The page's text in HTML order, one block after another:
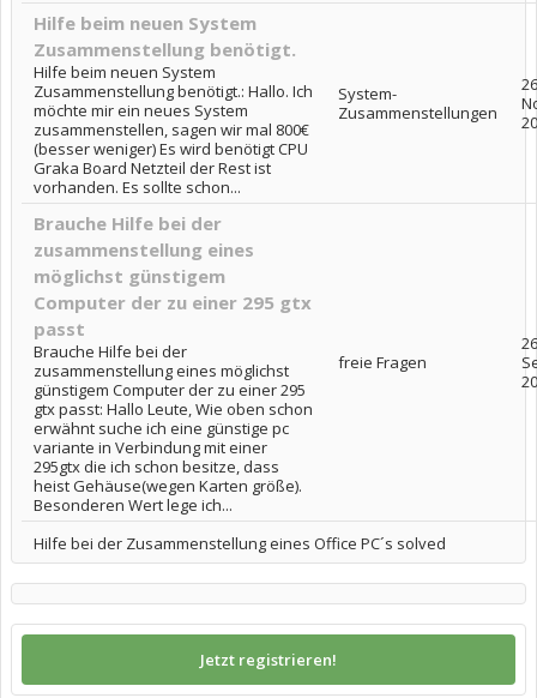
Hilfe beim neuen System
Zusammenstellung benötigt.
Hilfe beim neuen System
Zusammenstellung benötigt.: Hallo. Ich
möchte mir ein neues System
zusammenstellen, sagen wir mal 800€
(besser weniger) Es wird benötigt CPU
Graka Board Netzteil der Rest ist
vorhanden. Es sollte schon...
System-
Zusammenstellungen
Brauche Hilfe bei der
zusammenstellung eines
möglichst günstigem
Computer der zu einer 295 gtx
passt
Brauche Hilfe bei der
zusammenstellung eines möglichst
günstigem Computer der zu einer 295
gtx passt: Hallo Leute, Wie oben schon
erwähnt suche ich eine günstige pc
variante in Verbindung mit einer
295gtx die ich schon besitze, dass
heist Gehäuse(wegen Karten größe).
Besonderen Wert lege ich...
freie Fragen
Hilfe bei der Zusammenstellung eines Office PC´s solved
Jetzt registrieren!